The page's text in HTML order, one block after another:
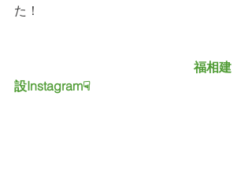
た！
設Instagram☟